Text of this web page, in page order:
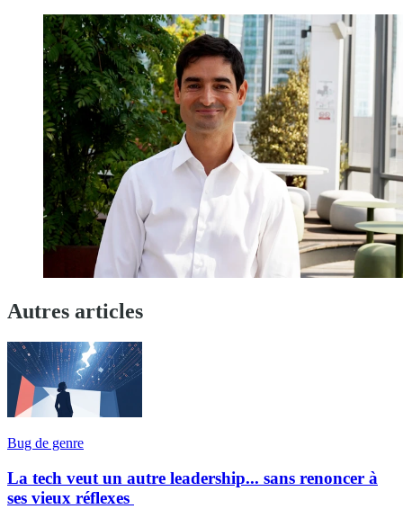
Autres articles
Bug de genre
La tech veut un autre leadership... sans renoncer à
ses vieux réflexes